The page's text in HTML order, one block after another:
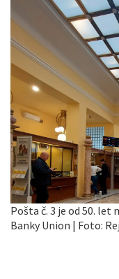
Pošta č. 3 je od 50.
Banky Union | Foto: